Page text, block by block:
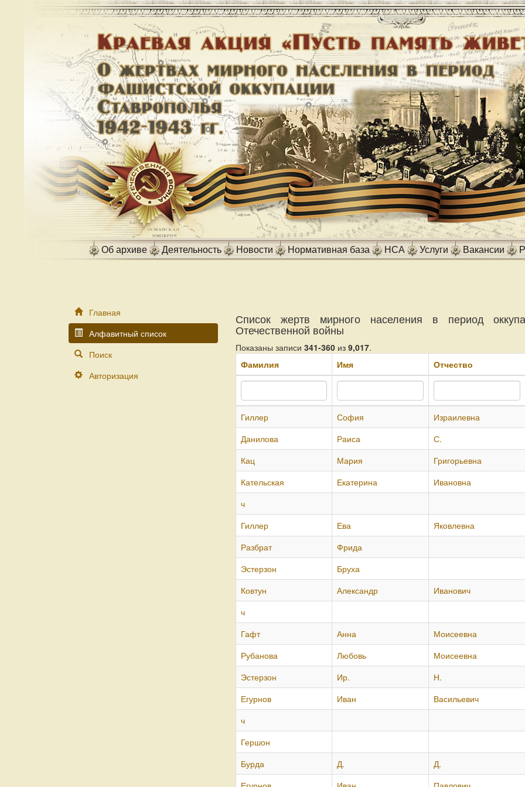
Об архиве Деятельность Новости Нормативная база НСА Услуги Вакансии
Главная
Алфавитный список
Поиск
Авторизация
Список жертв мирного населения в период
Отечественной войны
Показаны записи 341-360 из 9,017.
Фамилия
Имя Отчество
Гиллер София
Израилевна
Данилова
Раиса
С.
Кац
Мария
Григорьевна
Кательская
Екатерина
Ивановна
ч
Гиллер
Ева
Яковлевна
Разбрат
Фрида
Эстерзон
Бруха
Ковтун
Александр
Иванович
ч
Гафт
Анна
Моисеевна
Рубанова
Любовь
Моисеевна
Эстерзон
Ир.
Н.
Егурнов
Иван
Васильевич
ч
Гершон
Бурда
Д.
Д.